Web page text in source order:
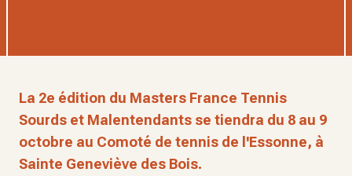
La 2e édition du Masters France Tennis
Sourds et Malentendants se tiendra du 8 au 9
octobre au Comoté de tennis de l'Essonne, à
Sainte Geneviève des Bois.